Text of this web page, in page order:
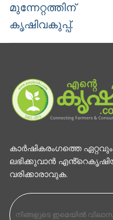
മുന്നേറ്റത്തിന്
കൃഷിവകുപ്പ്.
കാര്‍ഷികരംഗത്തെ
ലഭിക്കുവാന്‍
വരിക്കാരാവുക.